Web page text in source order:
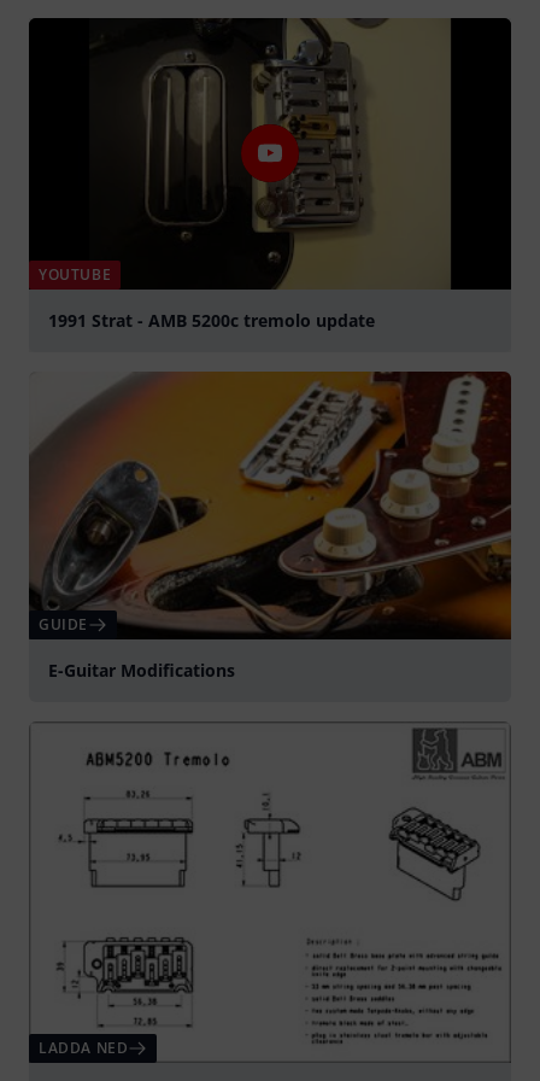
YOUTUBE
1991 Strat - AMB 5200c tremolo update
GUIDE
E-Guitar Modifications
LADDA NED